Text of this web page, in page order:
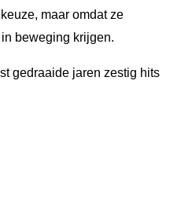
maar omdat ze
beweging krijgen.
gedraaide jaren zestig hits